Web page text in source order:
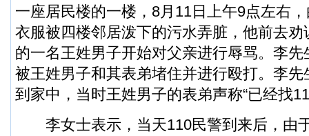
一座居民楼的一楼，8月11日上午9点左右
衣服被四楼邻居泼下的污水弄脏，他前去
的一名王姓男子开始对父亲进行辱骂。李
被王姓男子和其表弟堵住并进行殴打。李
到家中，当时王姓男子的表弟声称“已经找
李女士表示，当天110民警到来后，由